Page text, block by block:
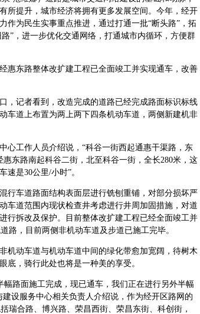
所提升，城市经济将拥有更多发展空间。今年，经开
作为民生实事重点推进，通过打通一批“断头路”，拓
”，进一步优化交通网络，打通城市内循环，方便群
东路整体改扩建工程已全面竣工并实现通车，改善
记者看到，改造完成的道路已经完成路面标识标线
车道上布置为两上两下四条机动车道，两侧新建机非
工作人员介绍说，“科谷一街西起通惠干渠路，东
惠东路南起科谷二街，北至科谷一街，全长280米，这
速是30公里/小时”。
车道路面结构表面层进行铣刨重铺，对部分损坏严
车道范围内现状检查井考虑进行井周加固措施，对道
行拆改及保护。目前整体改扩建工程已经全面竣工并
路，目前两侧非机动车道及步道已施工完毕。
动车道与机动车道中间的绿化带愈加宽阔，待树木
底，骑行此处也将是一种美的享受。
路面施工完成，现已通车，我们正在进行另外半幅
设服务中心相关负责人介绍说，作为经开区路网的
瑞合路、博兴路、荣昌西街、荣昌东街、科创街，